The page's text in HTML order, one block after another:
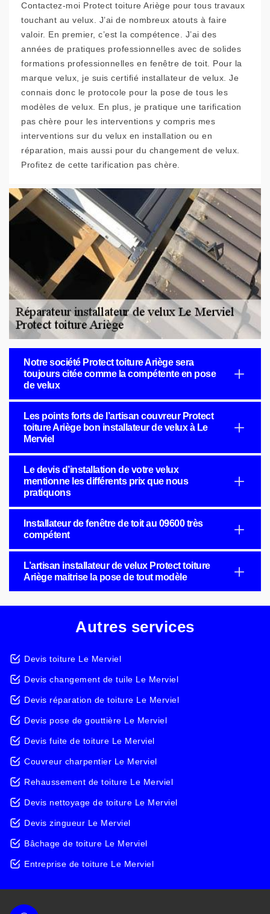
Contactez-moi Protect toiture Ariège pour tous travaux
touchant au velux. J’ai de nombreux atouts à faire
valoir. En premier, c’est la compétence. J’ai des
années de pratiques professionnelles avec de solides
formations professionnelles en fenêtre de toit. Pour la
marque velux, je suis certifié installateur de velux. Je
connais donc le protocole pour la pose de tous les
modèles de velux. En plus, je pratique une tarification
pas chère pour les interventions y compris mes
interventions sur du velux en installation ou en
réparation, mais aussi pour du changement de velux.
Profitez de cette tarification pas chère.
Notre société Protect toiture Ariège sera
toujours citée comme la compétente en pose
de velux
Les points forts de l’artisan couvreur Protect
toiture Ariège bon installateur de velux à Le
Merviel
Le devis d’installation de votre velux
mentionne les différents prix que nous
pratiquons
Installateur de fenêtre de toit au 09600 très
compétent
L’artisan installateur de velux Protect toiture
Ariège maitrise la pose de tout modèle
Autres services
Devis toiture Le Merviel
Devis changement de tuile Le Merviel
Devis réparation de toiture Le Merviel
Devis pose de gouttière Le Merviel
Devis fuite de toiture Le Merviel
Couvreur charpentier Le Merviel
Rehaussement de toiture Le Merviel
Devis nettoyage de toiture Le Merviel
Devis zingueur Le Merviel
Bâchage de toiture Le Merviel
Entreprise de toiture Le Merviel